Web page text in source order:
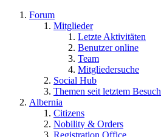
Forum
Mitglieder
Letzte Aktivitäten
Benutzer online
Team
Mitgliedersuche
Social Hub
Themen seit letztem Besuch
Albernia
Citizens
Nobility & Orders
Registration Office